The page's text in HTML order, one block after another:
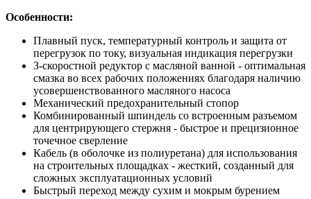
Особенности:
Плавный пуск, температурный контроль и защита от
перегрузок по току, визуальная индикация перегрузки
3-скоростной редуктор с масляной ванной - оптимальная
смазка во всех рабочих положениях благодаря наличию
усовершенствованного масляного насоса
Механический предохранительный стопор
Комбинированный шпиндель со встроенным разъемом
для центрирующего стержня - быстрое и прецизионное
точечное сверление
Кабель (в оболочке из полиуретана) для использования
на строительных площадках - жесткий, созданный для
сложных эксплуатационных условий
Быстрый переход между сухим и мокрым бурением